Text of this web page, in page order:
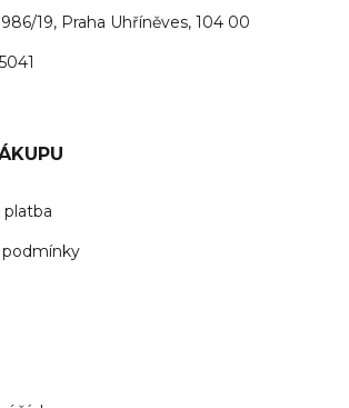
19, Praha Uhříněves, 104 00
platba